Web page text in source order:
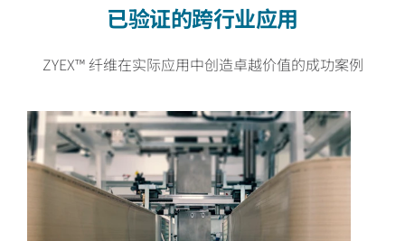
已验证的跨行业应用
ZYEX™ 纤维在实际应用中创造卓越价值的成功案例